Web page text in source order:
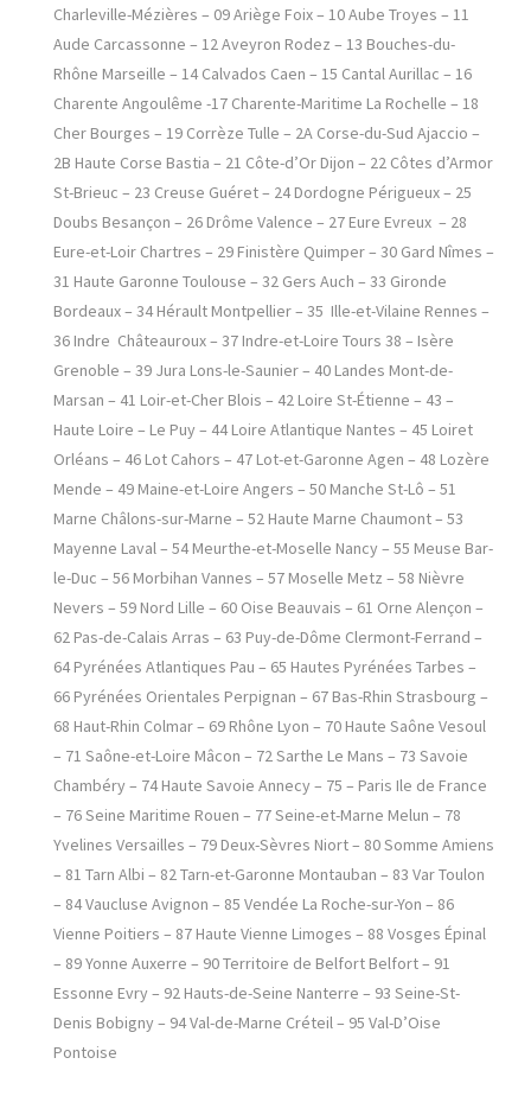
Charleville-Mézières – 09 Ariège Foix – 10 Aube Troyes – 11
Aude Carcassonne – 12 Aveyron Rodez – 13 Bouches-du-
Rhône Marseille – 14 Calvados Caen – 15 Cantal Aurillac – 16
Charente Angoulême -17 Charente-Maritime La Rochelle – 18
Cher Bourges – 19 Corrèze Tulle – 2A Corse-du-Sud Ajaccio –
2B Haute Corse Bastia – 21 Côte-d’Or Dijon – 22 Côtes d’Armor
St-Brieuc – 23 Creuse Guéret – 24 Dordogne Périgueux – 25
Doubs Besançon – 26 Drôme Valence – 27 Eure Evreux – 28
Eure-et-Loir Chartres – 29 Finistère Quimper – 30 Gard Nîmes –
31 Haute Garonne Toulouse – 32 Gers Auch – 33 Gironde
Bordeaux – 34 Hérault Montpellier – 35 Ille-et-Vilaine Rennes –
36 Indre Châteauroux – 37 Indre-et-Loire Tours 38 – Isère
Grenoble – 39 Jura Lons-le-Saunier – 40 Landes Mont-de-
Marsan – 41 Loir-et-Cher Blois – 42 Loire St-Étienne – 43 –
Haute Loire – Le Puy – 44 Loire Atlantique Nantes – 45 Loiret
Orléans – 46 Lot Cahors – 47 Lot-et-Garonne Agen – 48 Lozère
Mende – 49 Maine-et-Loire Angers – 50 Manche St-Lô – 51
Marne Châlons-sur-Marne – 52 Haute Marne Chaumont – 53
Mayenne Laval – 54 Meurthe-et-Moselle Nancy – 55 Meuse Bar-
le-Duc – 56 Morbihan Vannes – 57 Moselle Metz – 58 Nièvre
Nevers – 59 Nord Lille – 60 Oise Beauvais – 61 Orne Alençon –
62 Pas-de-Calais Arras – 63 Puy-de-Dôme Clermont-Ferrand –
64 Pyrénées Atlantiques Pau – 65 Hautes Pyrénées Tarbes –
66 Pyrénées Orientales Perpignan – 67 Bas-Rhin Strasbourg –
68 Haut-Rhin Colmar – 69 Rhône Lyon – 70 Haute Saône Vesoul
– 71 Saône-et-Loire Mâcon – 72 Sarthe Le Mans – 73 Savoie
Chambéry – 74 Haute Savoie Annecy – 75 – Paris Ile de France
– 76 Seine Maritime Rouen – 77 Seine-et-Marne Melun – 78
Yvelines Versailles – 79 Deux-Sèvres Niort – 80 Somme Amiens
– 81 Tarn Albi – 82 Tarn-et-Garonne Montauban – 83 Var Toulon
– 84 Vaucluse Avignon – 85 Vendée La Roche-sur-Yon – 86
Vienne Poitiers – 87 Haute Vienne Limoges – 88 Vosges Épinal
– 89 Yonne Auxerre – 90 Territoire de Belfort Belfort – 91
Essonne Evry – 92 Hauts-de-Seine Nanterre – 93 Seine-St-
Denis Bobigny – 94 Val-de-Marne Créteil – 95 Val-D’Oise
Pontoise